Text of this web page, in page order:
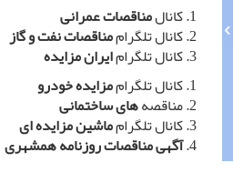
کانالمناقصات عمرانی
کانال تلگراممناقصات نفت و گاز
کانال تلگرامایران مزایده
کانال تلگراممزایده خودرو
مناقصههای ساختمانی
کانال تلگرامماشین مزایده ای
آگهی مناقصات روزنامه همشهری